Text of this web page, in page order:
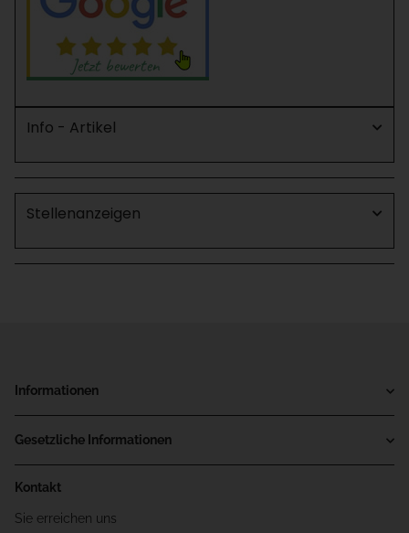
Info - Artikel
Stellenanzeigen
Informationen
Gesetzliche Informationen
Kontakt
Sie erreichen uns